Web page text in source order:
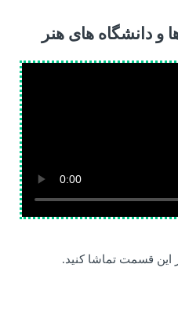
و دانشگاه های هنر
قسمت تماشا کنید.